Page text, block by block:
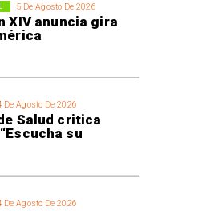
5 De Agosto De 2026
XIV anuncia gira
De Agosto De 2026
Salud critica
su
De Agosto De 2026